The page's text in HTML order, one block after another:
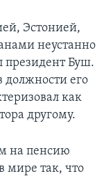
Эстонией,
неустанно
президент Буш.
его
как
другому.
на пенсию
мире так, что